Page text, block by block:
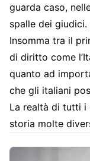
guarda caso,
spalle dei giudici.
Insomma tra il
di diritto come
quanto ad
che gli italiani
La realtà di tutti i
storia molte